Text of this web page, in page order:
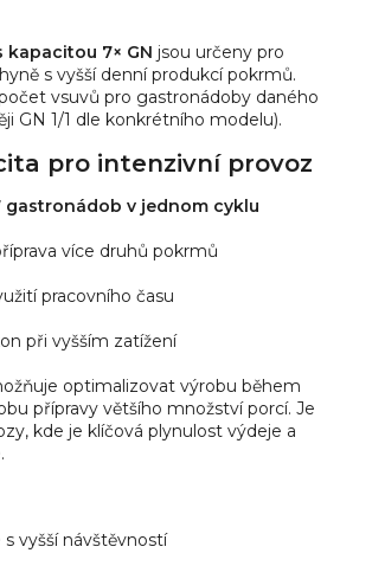
v
l
á
d
c
í
r
k
v
ý
p
i
7× GN jsou určeny pro
s vyšší denní produkcí pokrmů.
vsuvů pro gastronádoby daného
GN 1/1 dle konkrétního modelu).
pro intenzivní provoz
gastronádob v jednom cyklu
více druhů pokrmů
pracovního času
při vyšším zatížení
optimalizovat výrobu během
přípravy většího množství porcí. Je
kde je klíčová plynulost výdeje a
s vyšší návštěvností